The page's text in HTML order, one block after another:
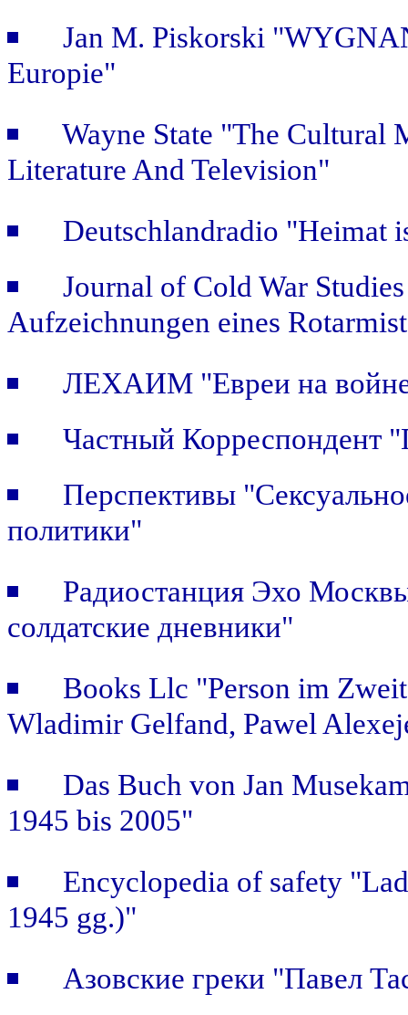
Jan M. Piskorski
Europie"
Wayne State "The Cultural
Literature And Television"
Deutschlandradio "Heimat
Journal of Cold War
Aufzeichnungen eines
ЛЕХАИМ "Евреи на
Частный Корреспондент
Перспективы
политики"
Радиостанция Эхо
солдатские дневники"
Books Llc "Person im
Wladimir Gelfand, Pawel
Das Buch von Jan
1945 bis 2005"
Encyclopedia of safety
1945 gg.)"
Азовские греки "Павел